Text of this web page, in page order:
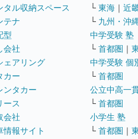
タル収納スペース
テナ
型
会社
ェアリング
カー
ンタカー
ース
会社
情報サイト
└ 東海 ｜ 近
└ 九州・沖
中学受験 塾
└ 首都圏 ｜
中学受験 個
└ 首都圏
公立中高一
└ 首都圏
小学生 塾
└ 首都圏 ｜